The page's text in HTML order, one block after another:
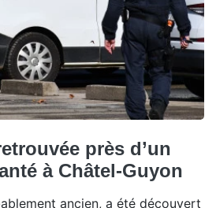
près d’un
à Châtel-Guyon
ancien, a été découvert